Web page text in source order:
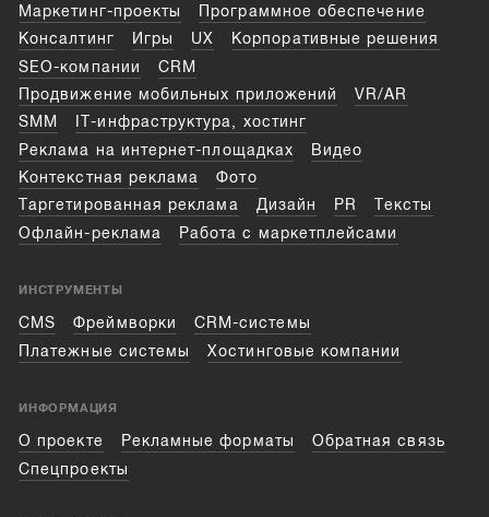
Маркетинг-проекты
Программное обеспечение
Консалтинг
Игры UX
Корпоративные решения
SEO-компании
CRM
Продвижение мобильных приложений
VR/AR
SMM
IT-инфраструктура, хостинг
Реклама на интернет-площадках
Видео
Контекстная реклама
Фото
Таргетированная реклама
Дизайн PR
Тексты
Офлайн-реклама
Работа с маркетплейсами
ИНСТРУМЕНТЫ
CMS Фреймворки
CRM-системы
Платежные системы
Хостинговые компании
ИНФОРМАЦИЯ
О проекте Рекламные форматы
Обратная связь
Спецпроекты